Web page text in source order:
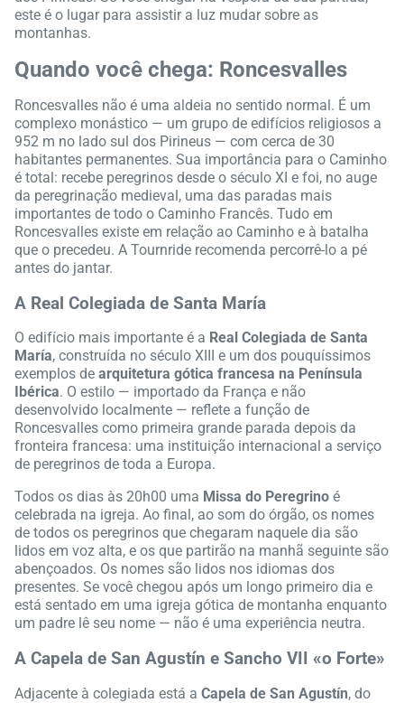
este é o lugar para assistir a luz mudar sobre as
montanhas.
Quando você chega: Roncesvalles
Roncesvalles não é uma aldeia no sentido normal. É um
complexo monástico — um grupo de edifícios religiosos a
952 m no lado sul dos Pirineus — com cerca de 30
habitantes permanentes. Sua importância para o Caminho
é total: recebe peregrinos desde o século XI e foi, no auge
da peregrinação medieval, uma das paradas mais
importantes de todo o Caminho Francês. Tudo em
Roncesvalles existe em relação ao Caminho e à batalha
que o precedeu. A Tournride recomenda percorrê-lo a pé
antes do jantar.
A Real Colegiada de Santa María
O edifício mais importante é a Real Colegiada de Santa
María, construída no século XIII e um dos pouquíssimos
exemplos de arquitetura gótica francesa na Península
Ibérica. O estilo — importado da França e não
desenvolvido localmente — reflete a função de
Roncesvalles como primeira grande parada depois da
fronteira francesa: uma instituição internacional a serviço
de peregrinos de toda a Europa.
Todos os dias às 20h00 uma Missa do Peregrino é
celebrada na igreja. Ao final, ao som do órgão, os nomes
de todos os peregrinos que chegaram naquele dia são
lidos em voz alta, e os que partirão na manhã seguinte são
abençoados. Os nomes são lidos nos idiomas dos
presentes. Se você chegou após um longo primeiro dia e
está sentado em uma igreja gótica de montanha enquanto
um padre lê seu nome — não é uma experiência neutra.
A Capela de San Agustín e Sancho VII «o Forte»
Adjacente à colegiada está a Capela de San Agustín, do